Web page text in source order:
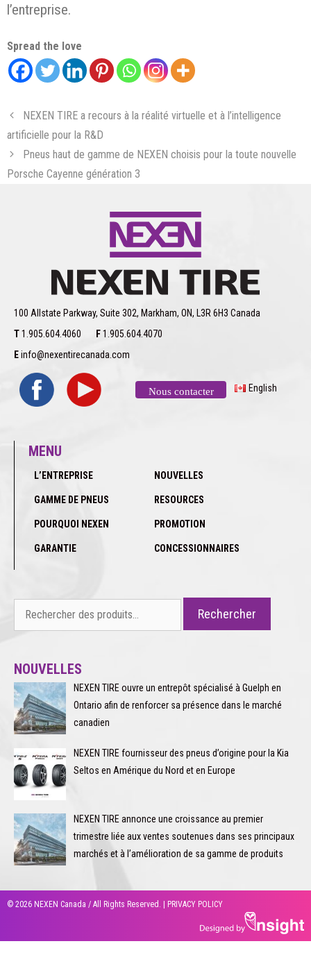
l’entreprise.
Spread the love
NEXEN TIRE a recours à la réalité virtuelle et à l’intelligence
artificielle pour la R&D
Pneus haut de gamme de NEXEN choisis pour la toute nouvelle
Porsche Cayenne génération 3
100 Allstate Parkway, Suite 302, Markham, ON, L3R 6H3 Canada
T1.905.604.4060 F1.905.604.4070
Einfo@nexentirecanada.com
Nous contacter English
MENU
L’ENTREPRISE
GAMME DE PNEUS
POURQUOI NEXEN
GARANTIE
NOUVELLES
RESOURCES
PROMOTION
CONCESSIONNAIRES
Rechercher
NOUVELLES
NEXEN TIRE ouvre un entrepôt spécialisé à Guelph en
Ontario afin de renforcer sa présence dans le marché
canadien
NEXEN TIRE fournisseur des pneus d’origine pour la Kia
Seltos en Amérique du Nord et en Europe
NEXEN TIRE annonce une croissance au premier
trimestre liée aux ventes soutenues dans ses principaux
marchés et à l’amélioration de sa gamme de produits
© 2026 NEXEN Canada / All Rights Reserved. | PRIVACY POLICY